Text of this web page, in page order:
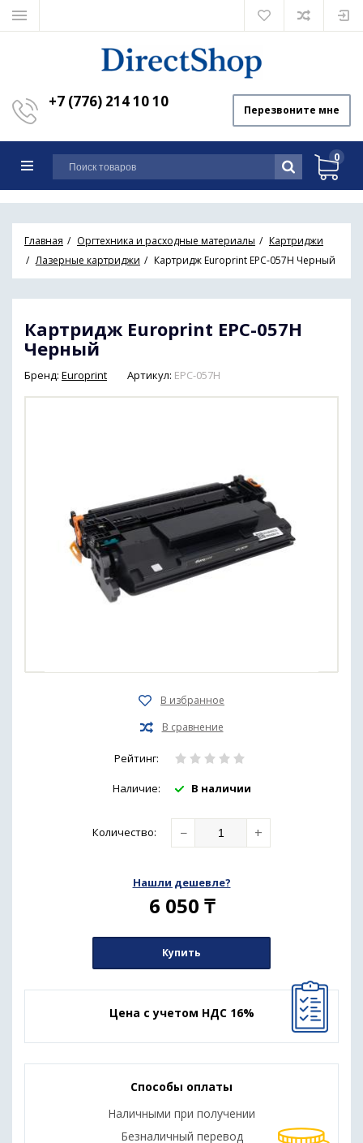
+7 (776) 214 10 10 Перезвоните мне
0
Главная Оргтехника и расходные материалы
Картриджи
Лазерные картриджи
Картридж Europrint EPC-057H Черный
Картридж Europrint EPC-057H
Черный
Бренд: Europrint Артикул: EPC-057H
Рейтинг:
Наличие: В наличии
Количество: − +
Нашли дешевле?
6 050 ₸
Купить
Цена с учетом НДС 16%
Способы оплаты
Наличными при получении
Безналичный перевод